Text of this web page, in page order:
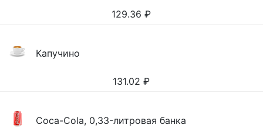
129.36 ₽
Капучино
131.02 ₽
Coca-Cola, 0,33-литровая банка